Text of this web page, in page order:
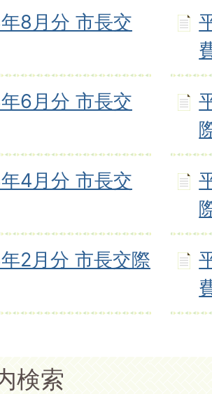
8月分 市長交
6月分 市長交
4月分 市長交
2月分 市長交際
検索